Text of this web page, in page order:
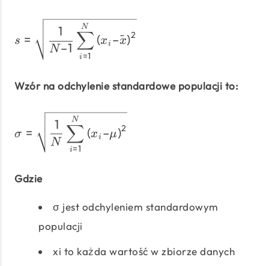
s =
N –1
1
i=1
∑
N
(xi –x
ˉ)2
Wzór na odchylenie standardowe populacji to:
σ =
N
1
i=1
∑
N
(xi –μ)2
Gdzie
σ jest odchyleniem standardowym
populacji
xi to każda wartość w zbiorze danych